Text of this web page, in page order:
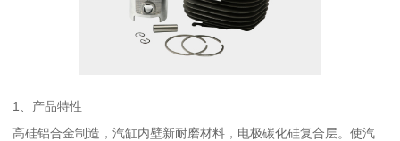
1、产品特性
高硅铝合金制造，汽缸内壁新耐磨材料，电极碳化硅复合层。使汽